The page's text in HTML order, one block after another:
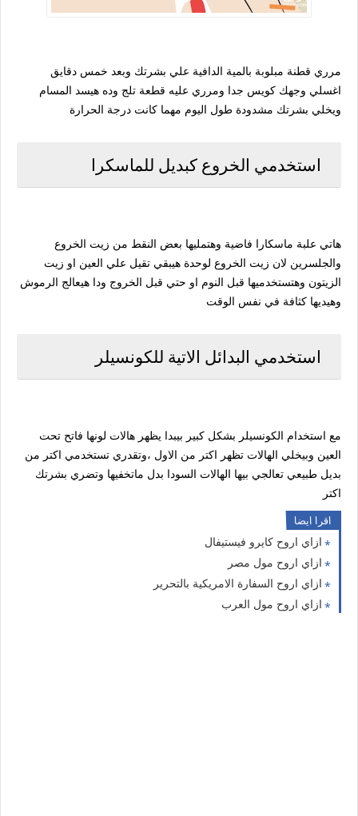
مرري قطنة مبلوبة بالمية الدافية علي بشرتك وبعد خمس دقايق
اغسلي وجهك كويس جدا ومرري عليه قطعة تلج وده هيسد المسام
ويخلي بشرتك مشدودة طول اليوم مهما كانت درجة الحرارة
استخدمي الخروع كبديل للماسكرا
هاتي علبة ماسكارا فاضية وهتمليها بعض النقط من زيت الخروع
والجلسرين لان زيت الخروع لوحدة هيبقي تقيل علي العين او زيت
الزيتون وهتستخدميها قبل النوم او حتي قبل الخروج ودا هيعالج الرموش
وهيديها كثافة في نفس الوقت
استخدمي البدائل الاتية للكونسيلر
مع استخدام الكونسيلر بشكل كبير بيبدا يظهر هالات لونها فاتح تحت
العين وبيخلي الهالات تظهر اكتر من الاول ،وتقدري تستخدمي اكتر من
بديل طبيعي تعالجي بيها الهالات السودا بدل ماتخفيها وتضري بشرتك
اكتر
اقرا ايضا
ازاي اروح كايرو فيستيفال
ازاي اروح مول مصر
ازاي اروح السفارة الامريكية بالتحرير
ازاي اروح مول العرب